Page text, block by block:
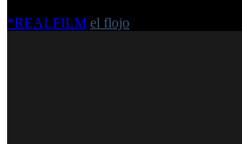
*REALFILM el flojo